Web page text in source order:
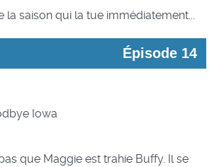
la saison qui la tue immédiatement...
Épisode 14
Iowa
que Maggie est trahie Buffy. Il se